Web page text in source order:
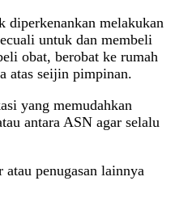
diperkenankan melakukan
untuk dan membeli
obat, berobat ke rumah
atas seijin pimpinan.
yang memudahkan
antara ASN agar selalu
penugasan lainnya